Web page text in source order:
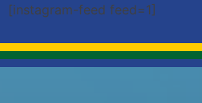
[instagram-feed feed=1]